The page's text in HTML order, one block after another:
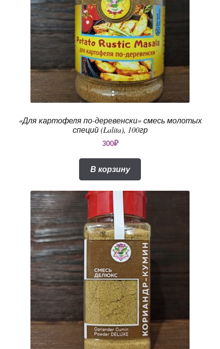
«Для картофеля по-деревенски» смесь молотых
специй (Lalita), 100гр
300₽
В корзину